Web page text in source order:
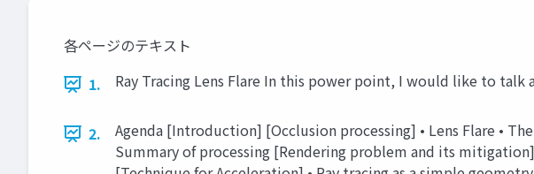
各ページのテキスト
1.
Ray Tracing Lens Flare In this power point, I would like to talk
2.
Agenda [Introduction] [Occlusion processing] • Lens Flare •
Summary of processing [Rendering problem and its